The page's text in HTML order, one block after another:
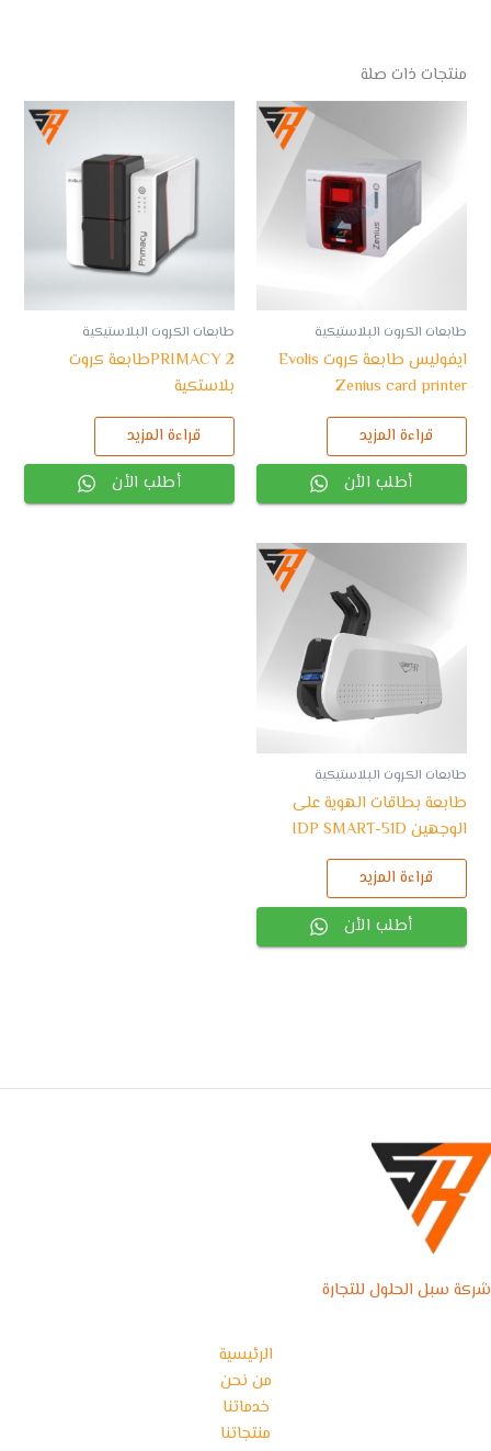
منتجات ذات صلة
طابعات الكروت البلاستيكية
ايفوليس طابعة كروت Evolis
Zenius card printer
قراءة المزيد
أطلب الأن
طابعات الكروت البلاستيكية
PRIMACY 2طابعة كروت
بلاستكية
قراءة المزيد
أطلب الأن
طابعات الكروت البلاستيكية
طابعة بطاقات الهوية على
الوجهين IDP SMART-51D
قراءة المزيد
أطلب الأن
شركة سبل الحلول للتجارة
الرئيسية
من نحن
خدماتنا
منتجاتنا